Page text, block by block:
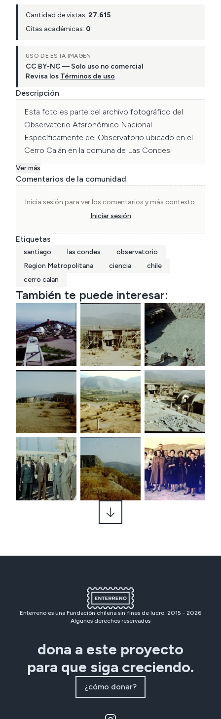
Cantidad de vistas: 27.615
Citas académicas: 0
USO DE ESTA IMAGEN
CC BY-NC — Solo uso no comercial
Revisa los Términos de uso
Descripción
Esta foto es parte del archivo fotográfico del
Observatorio Atsronómico Nacional.
Específicamente del Observatorio ubicado en el
Cerro Calán en la comuna de Las Condes.
Ver más
Comentarios de la comunidad
Inicia sesión para ver los comentarios y más contexto.
Iniciar sesión
Etiquetas
santiago las condes
observatorio
Region Metropolitana
ciencia
chile
cerro calan
También te puede interesar:
Enterreno es una Fundación chilena sin fines de lucro. 2015 - 2026
Algunos derechos reservados
dona a este proyecto
para que siga creciendo.
¿cómo donar?